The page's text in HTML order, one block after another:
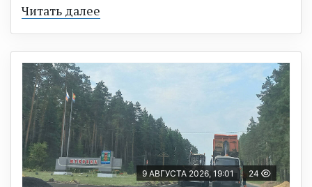
Читать далее
9 АВГУСТА 2026, 19:01 24